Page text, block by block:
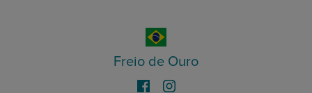
Freio de Ouro